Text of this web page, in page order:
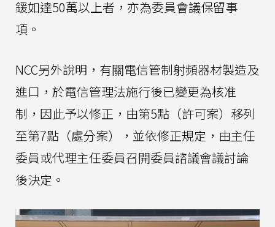
鍰如達50萬以上者，亦為委員會議保留事
項。
NCC另外說明，有關電信管制射頻器材製造及
進口，於電信管理法施行後已變更為核准
制，因此予以修正，由第5點（許可案）移列
至第7點（處分案），並依修正規定，由主任
委員或代理主任委員召開委員諮議會議討論
後決定。